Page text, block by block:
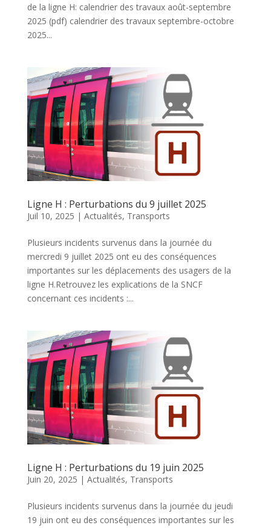
de la ligne H: calendrier des travaux août-septembre
2025 (pdf) calendrier des travaux septembre-octobre
2025...
Ligne H : Perturbations du 9 juillet 2025
Juil 10, 2025 | Actualités, Transports
Plusieurs incidents survenus dans la journée du
mercredi 9 juillet 2025 ont eu des conséquences
importantes sur les déplacements des usagers de la
ligne H.Retrouvez les explications de la SNCF
concernant ces incidents :...
Ligne H : Perturbations du 19 juin 2025
Juin 20, 2025 | Actualités, Transports
Plusieurs incidents survenus dans la journée du jeudi
19 juin ont eu des conséquences importantes sur les